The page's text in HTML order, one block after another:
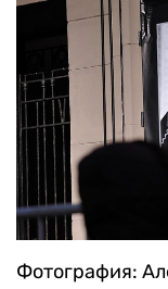
Фотография: